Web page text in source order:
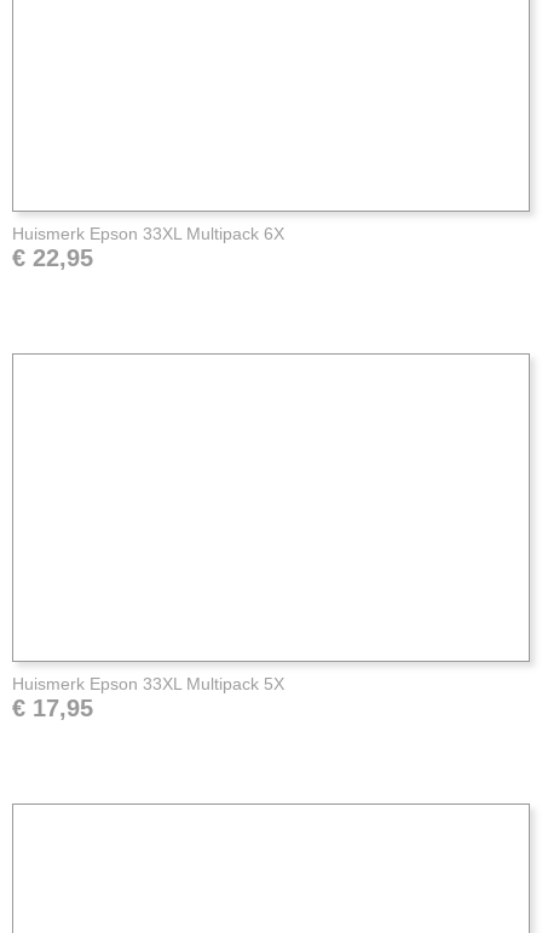
Huismerk Epson 33XL Multipack 6X
€ 22,95
Huismerk Epson 33XL Multipack 5X
€ 17,95